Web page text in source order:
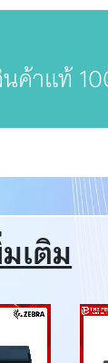
ค้าแท้
เติม